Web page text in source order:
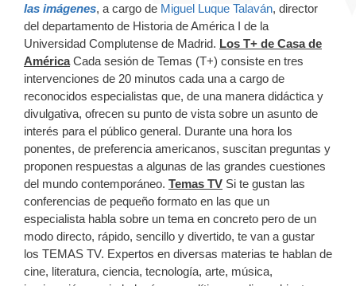
las imágenes, a cargo de Miguel Luque Talaván, director
del departamento de Historia de América I de la
Universidad Complutense de Madrid. Los T+ de Casa de
AméricaCada sesión de Temas (T+) consiste en tres
intervenciones de 20 minutos cada una a cargo de
reconocidos especialistas que, de una manera didáctica y
divulgativa, ofrecen su punto de vista sobre un asunto de
interés para el público general. Durante una hora los
ponentes, de preferencia americanos, suscitan preguntas y
proponen respuestas a algunas de las grandes cuestiones
del mundo contemporáneo. Temas TV Si te gustan las
conferencias de pequeño formato en las que un
especialista habla sobre un tema en concreto pero de un
modo directo, rápido, sencillo y divertido, te van a gustar
los TEMAS TV. Expertos en diversas materias te hablan de
cine, literatura, ciencia, tecnología, arte, música,